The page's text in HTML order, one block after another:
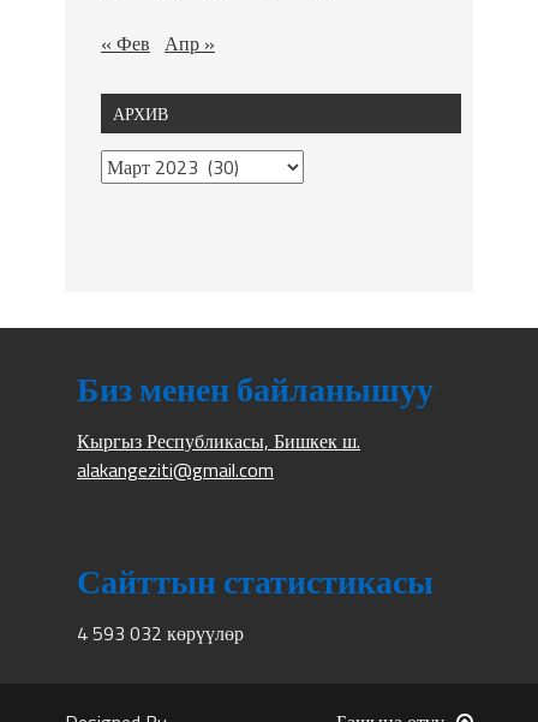
« Фев Апр »
АРХИВ
Биз менен байланышуу
Кыргыз Республикасы, Бишкек ш.
alakangeziti@gmail.com
Сайттын статистикасы
4 593 032 көрүүлөр